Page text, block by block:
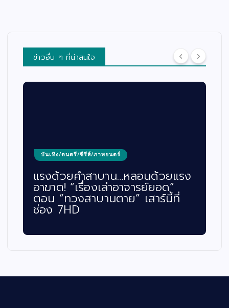
ข่าวอื่น ๆ ที่น่าสนใจ
บันเทิง/ดนตรี/ซีรีส์/ภาพยนตร์
แรงด้วยคำสาบาน…หลอนด้วยแรง
อาฆาต! “เรื่องเล่าอาจารย์ยอด”
ตอน “ทวงสาบานตาย” เสาร์นี้ที่
ช่อง 7HD